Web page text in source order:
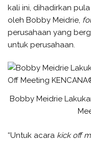
kali ini, dihadirkan pula
oleh Bobby Meidrie,
perusahaan yang
untuk perusahaan.
Bobby Meidrie
“Untuk acara kick off